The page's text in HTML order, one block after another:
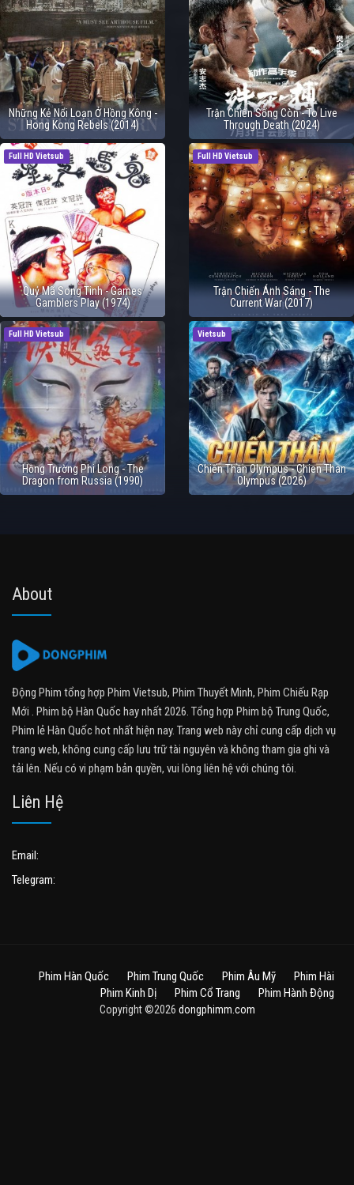
Những Kẻ Nổi Loạn Ở Hồng Kông -
Hong Kong Rebels (2014)
Trận Chiến Sống Còn - To Live
Through Death (2024)
Full HD Vietsub
Quỷ Mã Song Tinh - Games
Gamblers Play (1974)
Full HD Vietsub
Trận Chiến Ánh Sáng - The
Current War (2017)
Full HD Vietsub
Hồng Trường Phi Long - The
Dragon from Russia (1990)
Vietsub
Chiến Thần Olympus - Chien Than
Olympus (2026)
About
Động Phim tổng hợp Phim Vietsub, Phim Thuyết Minh, Phim Chiếu Rạp
Mới . Phim bộ Hàn Quốc hay nhất 2026. Tổng hợp Phim bộ Trung Quốc,
Phim lẻ Hàn Quốc hot nhất hiện nay. Trang web này chỉ cung cấp dịch vụ
trang web, không cung cấp lưu trữ tài nguyên và không tham gia ghi và
tải lên. Nếu có vi phạm bản quyền, vui lòng liên hệ với chúng tôi.
Liên Hệ
Email:
Telegram:
Phim Hàn Quốc Phim Trung Quốc Phim Âu Mỹ
Phim Hài
Phim Kinh Dị
Phim Cổ Trang Phim Hành Động
Copyright ©2026 dongphimm.com